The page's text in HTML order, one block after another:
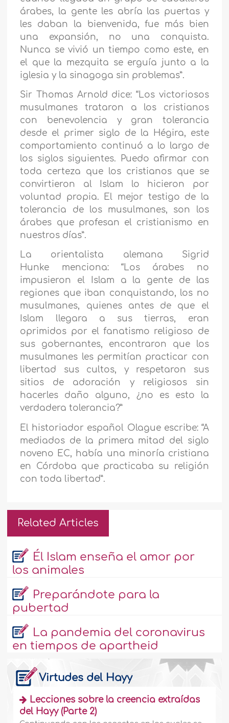
árabes, la gente les abría las puertas y
les daban la bienvenida, fue más bien
una expansión, no una conquista.
Nunca se vivió un tiempo como este, en
el que la mezquita se erguía junto a la
iglesia y la sinagoga sin problemas”.
Sir Thomas Arnold dice: “Los victoriosos
musulmanes trataron a los cristianos
con benevolencia y gran tolerancia
desde el primer siglo de la Hégira, este
comportamiento continuó a lo largo de
los siglos siguientes. Puedo afirmar con
toda certeza que los cristianos que se
convirtieron al Islam lo hicieron por
voluntad propia. El mejor testigo de la
tolerancia de los musulmanes, son los
árabes que profesan el cristianismo en
nuestros días”.
La orientalista alemana Sigrid
Hunke menciona: “Los árabes no
impusieron el Islam a la gente de las
regiones que iban conquistando, los no
musulmanes, quienes antes de que el
Islam llegara a sus tierras, eran
oprimidos por el fanatismo religioso de
sus gobernantes, encontraron que los
musulmanes les permitían practicar con
libertad sus cultos, y respetaron sus
sitios de adoración y religiosos sin
hacerles daño alguno, ¿no es esto la
verdadera tolerancia?”
El historiador español Olague escribe: “A
mediados de la primera mitad del siglo
noveno EC, había una minoría cristiana
en Córdoba que practicaba su religión
con toda libertad”.
Related Articles
Él Islam enseña el amor por
los animales
Preparándote para la
pubertad
La pandemia del coronavirus
en tiempos de apartheid
Virtudes del Hayy
Lecciones sobre la creencia extraídas
del Hayy (Parte 2)